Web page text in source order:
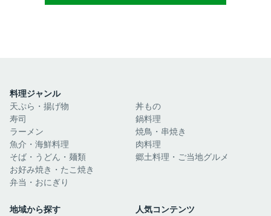
料理ジャンル
天ぷら・揚げ物
寿司
ラーメン
魚介・海鮮料理
そば・うどん・麺類
お好み焼き・たこ焼き
弁当・おにぎり
丼もの
鍋料理
焼鳥・串焼き
肉料理
郷土料理・ご当地グルメ
地域から探す
人気コンテンツ